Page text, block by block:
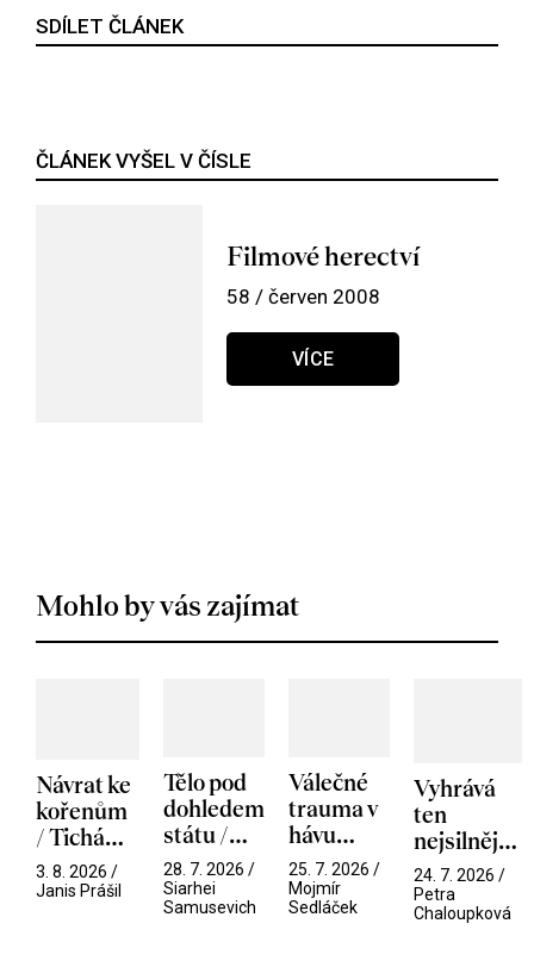
SDÍLET ČLÁNEK
ČLÁNEK VYŠEL V ČÍSLE
Filmové herectví
58 / červen 2008
VÍCE
Mohlo by vás zajímat
Návrat ke
kořenům
/ Tichá
přítelkyně
3. 8. 2026 /
Janis Prášil
Tělo pod
dohledem
státu /
Pramen
28. 7. 2026 /
Siarhei
Samusevich
Válečné
trauma v
hávu
spektáklu
/ Odyssea
25. 7. 2026 /
Mojmír
Sedláček
Vyhrává
ten
nejsilnější
/ V nitru
manosféry
24. 7. 2026 /
Petra
Chaloupková